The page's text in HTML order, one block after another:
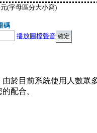
(字母區分大小寫)
碼
播放圖檔聲音
於目前系統使用人數眾
配合。